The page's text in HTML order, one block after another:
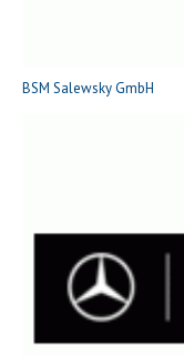
BSM Salewsky GmbH